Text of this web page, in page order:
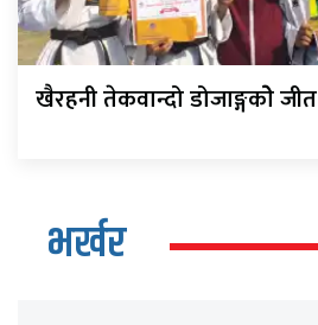
खैरहनी तेकवान्दो डोजाङ्गकोे जीत
भर्खर